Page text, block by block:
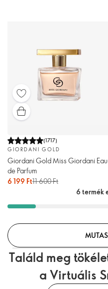
(1717)
GIORDANI GOLD
Giordani Gold Miss Giordani Eau
de Parfum
6 199 Ft11 600 Ft
6 termék
Találd meg
a Virtuális